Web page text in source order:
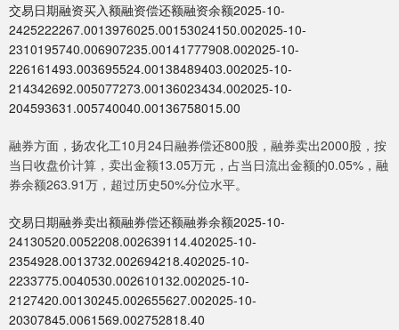
交易日期融资买入额融资偿还额融资余额2025-10-
2425222267.0013976025.00153024150.002025-10-
2310195740.006907235.00141777908.002025-10-
226161493.003695524.00138489403.002025-10-
214342692.005077273.00136023434.002025-10-
204593631.005740040.00136758015.00
融券方面，扬农化工10月24日融券偿还800股，融券卖出2000股，按
当日收盘价计算，卖出金额13.05万元，占当日流出金额的0.05%，融
券余额263.91万，超过历史50%分位水平。
交易日期融券卖出额融券偿还额融券余额2025-10-
24130520.0052208.002639114.402025-10-
2354928.0013732.002694218.402025-10-
2233775.0040530.002610132.002025-10-
2127420.00130245.002655627.002025-10-
20307845.0061569.002752818.40